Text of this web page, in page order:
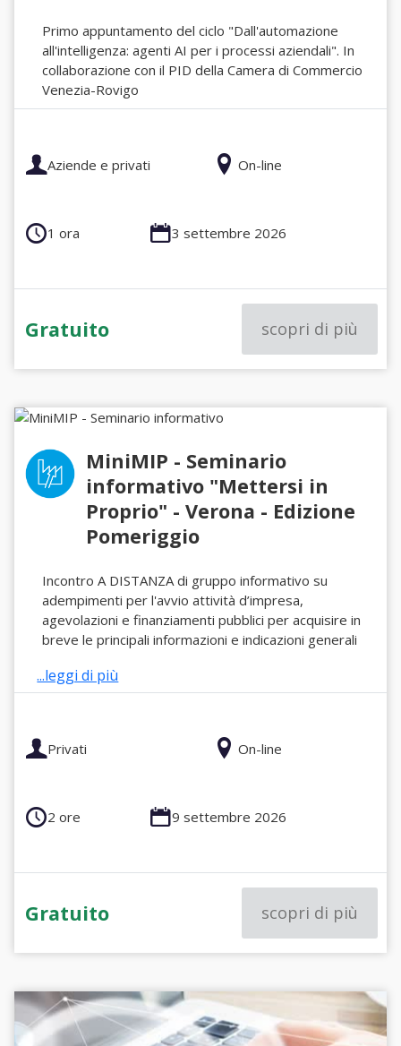
Primo appuntamento del ciclo "Dall'automazione
all'intelligenza: agenti AI per i processi aziendali". In
collaborazione con il PID della Camera di Commercio
Venezia-Rovigo
Aziende e privati On-line
1 ora 3 settembre 2026
Gratuito scopri di più
MiniMIP - Seminario
informativo "Mettersi in
Proprio" - Verona - Edizione
Pomeriggio
Incontro A DISTANZA di gruppo informativo su
adempimenti per l'avvio attività d’impresa,
agevolazioni e finanziamenti pubblici per acquisire in
breve le principali informazioni e indicazioni generali
...leggi di più
Privati On-line
2 ore 9 settembre 2026
Gratuito scopri di più